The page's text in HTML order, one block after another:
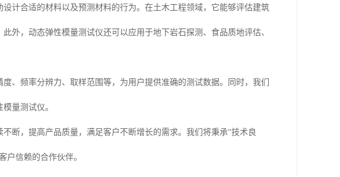
计合适的材料以及预测材料的行为。在土木工程领域，它能够评估建筑
外，动态弹性模量测试仪还可以应用于地下岩石探测、食品质地评估、
、频率分辨力、取样范围等，为用户提供准确的测试数据。同时，我们
量测试仪。
断，提高产品质量，满足客户不断增长的需求。我们将秉承“技术良
户信赖的合作伙伴。